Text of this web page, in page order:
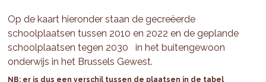
Op de kaart hieronder staan de gecreëerde
schoolplaatsen tussen 2010 en 2022 en de geplande
schoolplaatsen tegen 2030 in het buitengewoon
onderwijs in het Brussels Gewest.
NB: er is dus een verschil tussen de plaatsen in de tabel